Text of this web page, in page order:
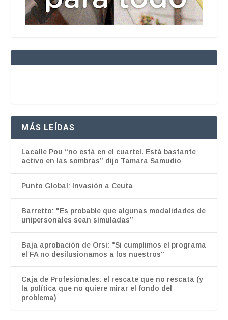
MÁS LEÍDAS
Lacalle Pou “no está en el cuartel. Está bastante
activo en las sombras” dijo Tamara Samudio
Punto Global: Invasión a Ceuta
Barretto: "Es probable que algunas modalidades de
unipersonales sean simuladas”
Baja aprobación de Orsi: "Si cumplimos el programa
el FA no desilusionamos a los nuestros"
Caja de Profesionales: el rescate que no rescata (y
la política que no quiere mirar el fondo del
problema)